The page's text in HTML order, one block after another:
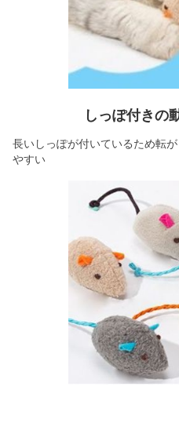
しっぽ付きの
長いしっぽが付いているため転
やすい